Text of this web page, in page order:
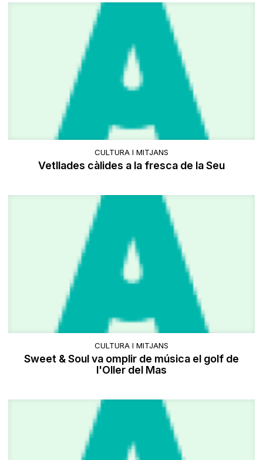
CULTURA I MITJANS
Vetllades càlides a la fresca de la Seu
CULTURA I MITJANS
Sweet & Soul va omplir de música el golf de
l'Oller del Mas